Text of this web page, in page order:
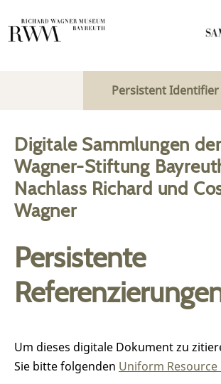
Persistent Identifier
Digitale Sammlungen
Wagner-Stiftung
Nachlass Richard und
Wagner
Persistente
Um dieses digitale Dokument zu
Sie bitte folgenden Uniform Resource